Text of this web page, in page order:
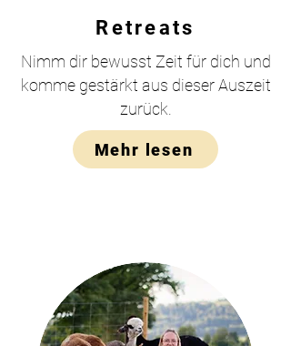
Retreats
Nimm dir bewusst Zeit für dich und
komme gestärkt aus dieser Auszeit
zurück.
Mehr lesen